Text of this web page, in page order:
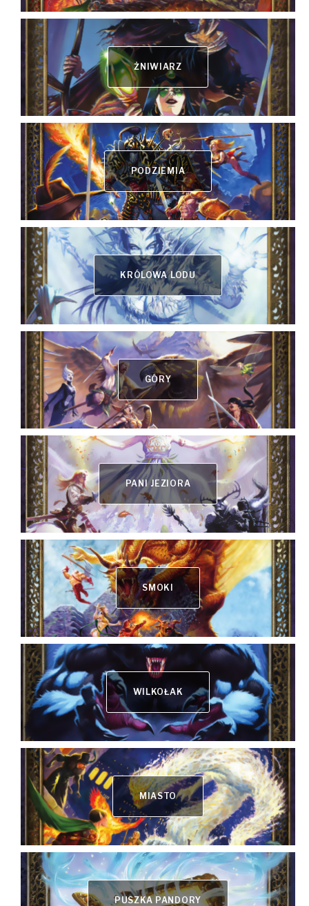
ŻNIWIARZ
PODZIEMIA
KRÓLOWA LODU
GÓRY
PANI JEZIORA
SMOKI
WILKOŁAK
MIASTO
PUSZKA PANDORY